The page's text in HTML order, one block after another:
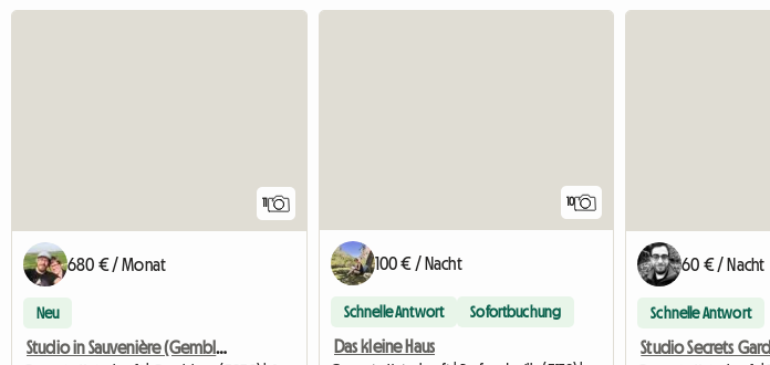
11
680 € / Monat
Neu
Studio in Sauvenière (Gembloux)
10
100 € / Nacht
Schnelle Antwort Sofortbuchung
Das kleine Haus
60 € / Nacht
Schnelle Antwort
Studio Secrets